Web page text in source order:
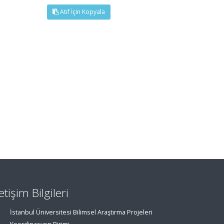
Atıf İçin Kopyala
Bilgileri
İstanbul Üniversitesi Bilimsel Araştırma Projeleri